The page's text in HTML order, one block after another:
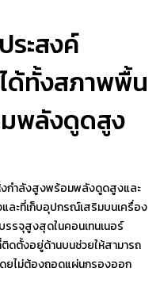
ระสงค์
ได้ทั้งสภาพพื้น
มพลังดูดสูง
งกำลังสูงพร้อมพลังดูดสูงและ
ละที่เก็บอุปกรณ์เสริมบนเครื่อง
รจุสูงสุดในคอนเทนเนอร์
ดตั้งอยู่ด้านบนช่วยให้สามารถ
ยไม่ต้องถอดแผ่นกรองออก